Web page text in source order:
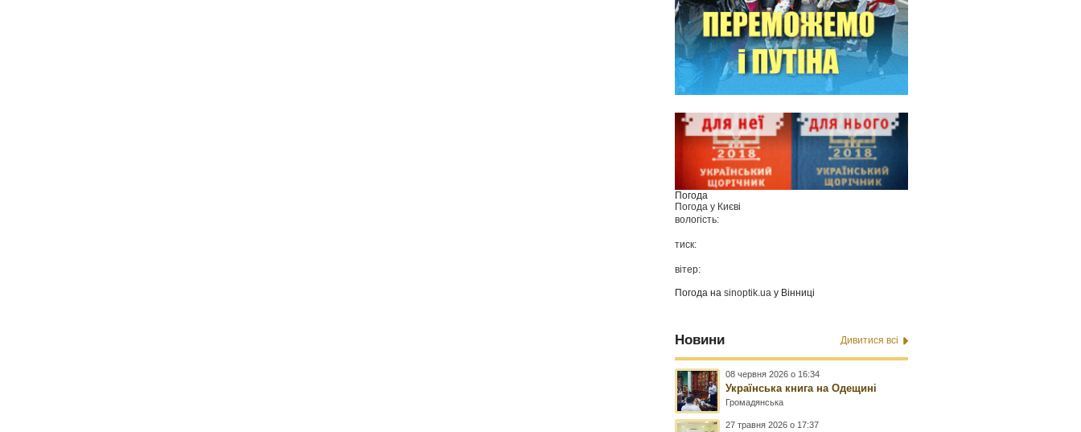
Погода
Погода у Києві
вологість:
тиск:
вітер:
Погода наsinoptik.ua у Вінниці
Новини Дивитися всі
08 червня 2026 о 16:34
Українська книга на Одещині
Громадянська
27 травня 2026 о 17:37